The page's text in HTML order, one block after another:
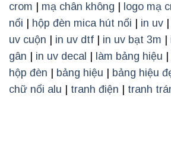
crom
mạ chân không logo mạ
nổi
hộp đèn mica hút nổi in uv
uv cuộn
in uv dtf in uv bạt 3m
gân
in uv decal làm bảng hiệu
hộp đèn
bảng hiệu bảng hiệu
chữ nổi alu
tranh điện tranh